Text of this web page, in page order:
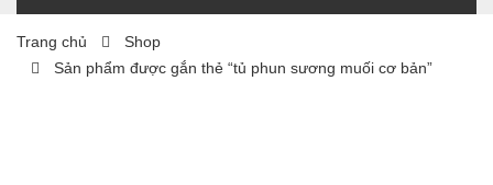
Trang chủ
Shop
Sản phẩm được gắn thẻ “tủ phun sương muối cơ bản”